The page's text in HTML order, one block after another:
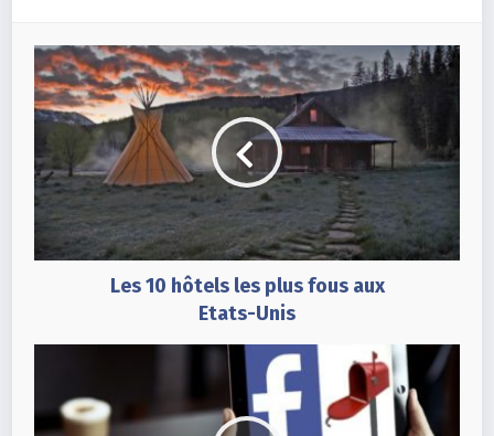
Les 10 hôtels les plus fous aux
Etats-Unis